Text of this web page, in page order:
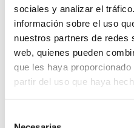
sociales y analizar el
información sobre el uso
nuestros partners de redes
web, quienes pueden
que les haya
partir del uso que haya